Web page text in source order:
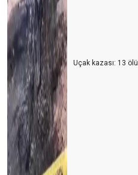
Uçak kazası: 13 ölü